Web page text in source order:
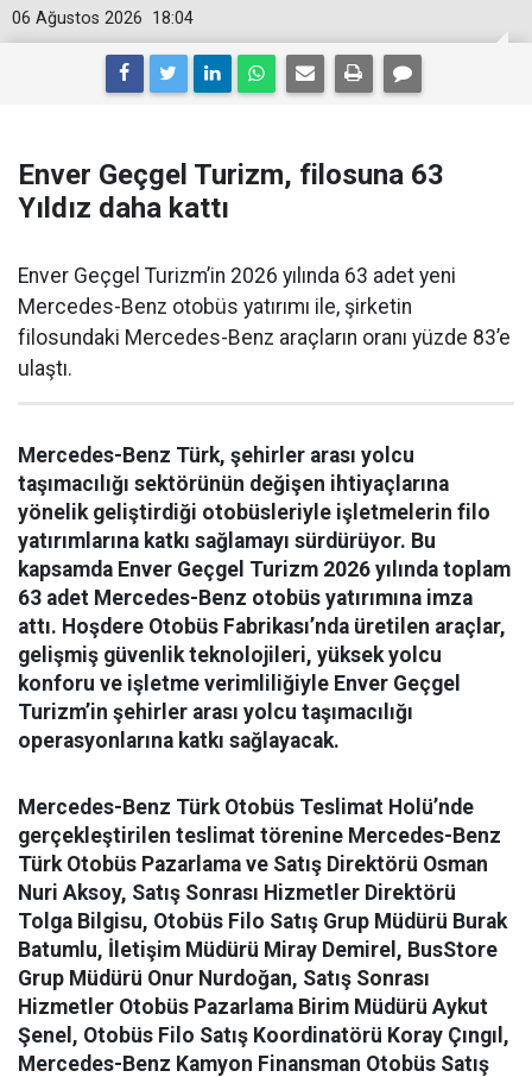
18:04
06 Ağustos 2026
Enver Geçgel Turizm, filosuna 63
Yıldız daha kattı
Enver Geçgel Turizm’in 2026 yılında 63 adet yeni
Mercedes-Benz otobüs yatırımı ile, şirketin
filosundaki Mercedes-Benz araçların oranı yüzde 83’e
ulaştı.
Mercedes-Benz Türk, şehirler arası yolcu
taşımacılığı sektörünün değişen ihtiyaçlarına
yönelik geliştirdiği otobüsleriyle işletmelerin filo
yatırımlarına katkı sağlamayı sürdürüyor. Bu
kapsamda Enver Geçgel Turizm 2026 yılında toplam
63 adet Mercedes-Benz otobüs yatırımına imza
attı. Hoşdere Otobüs Fabrikası’nda üretilen araçlar,
gelişmiş güvenlik teknolojileri, yüksek yolcu
konforu ve işletme verimliliğiyle Enver Geçgel
Turizm’in şehirler arası yolcu taşımacılığı
operasyonlarına katkı sağlayacak.
Mercedes-Benz Türk Otobüs Teslimat Holü’nde
gerçekleştirilen teslimat törenine Mercedes-Benz
Türk Otobüs Pazarlama ve Satış Direktörü Osman
Nuri Aksoy, Satış Sonrası Hizmetler Direktörü
Tolga Bilgisu, Otobüs Filo Satış Grup Müdürü Burak
Batumlu, İletişim Müdürü Miray Demirel, BusStore
Grup Müdürü Onur Nurdoğan, Satış Sonrası
Hizmetler Otobüs Pazarlama Birim Müdürü Aykut
Şenel, Otobüs Filo Satış Koordinatörü Koray Çıngıl,
Mercedes-Benz Kamyon Finansman Otobüs Satış